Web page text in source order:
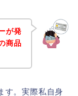
が発
商品
す。実際私自身